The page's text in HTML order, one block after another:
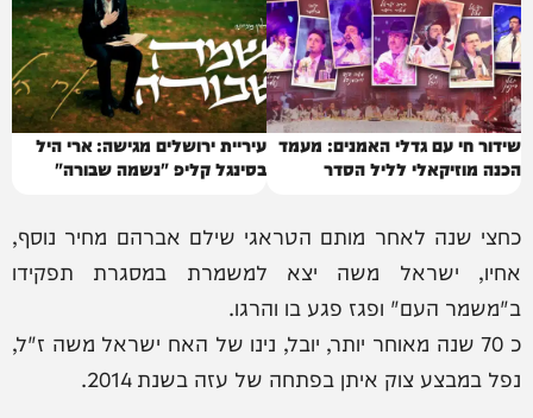
שידור חי עם גדלי האמנים: מעמד
הכנה מוזיקאלי לליל הסדר
עיריית ירושלים מגישה: ארי היל
בסינגל קליפ "נשמה שבורה"
כחצי שנה לאחר מותם הטראגי שילם אברהם מחיר נוסף,
אחיו, ישראל משה יצא למשמרת במסגרת תפקידו
ב"משמר העם" ופגז פגע בו והרגו.
כ 70 שנה מאוחר יותר, יובל, נינו של האח ישראל משה ז"ל,
נפל במבצע צוק איתן בפתחה של עזה בשנת 2014.